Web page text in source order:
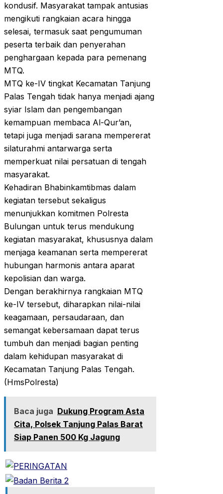
kondusif. Masyarakat tampak antusias
mengikuti rangkaian acara hingga
selesai, termasuk saat pengumuman
peserta terbaik dan penyerahan
penghargaan kepada para pemenang
MTQ.
MTQ ke-IV tingkat Kecamatan Tanjung
Palas Tengah tidak hanya menjadi ajang
syiar Islam dan pengembangan
kemampuan membaca Al-Qur’an,
tetapi juga menjadi sarana mempererat
silaturahmi antarwarga serta
memperkuat nilai persatuan di tengah
masyarakat.
Kehadiran Bhabinkamtibmas dalam
kegiatan tersebut sekaligus
menunjukkan komitmen Polresta
Bulungan untuk terus mendukung
kegiatan masyarakat, khususnya dalam
menjaga keamanan serta mempererat
hubungan harmonis antara aparat
kepolisian dan warga.
Dengan berakhirnya rangkaian MTQ
ke-IV tersebut, diharapkan nilai-nilai
keagamaan, persaudaraan, dan
semangat kebersamaan dapat terus
tumbuh dan menjadi bagian penting
dalam kehidupan masyarakat di
Kecamatan Tanjung Palas Tengah.
(HmsPolresta)
Baca juga Dukung Program Asta
Cita, Polsek Tanjung Palas Barat
Siap Panen 500 Kg Jagung